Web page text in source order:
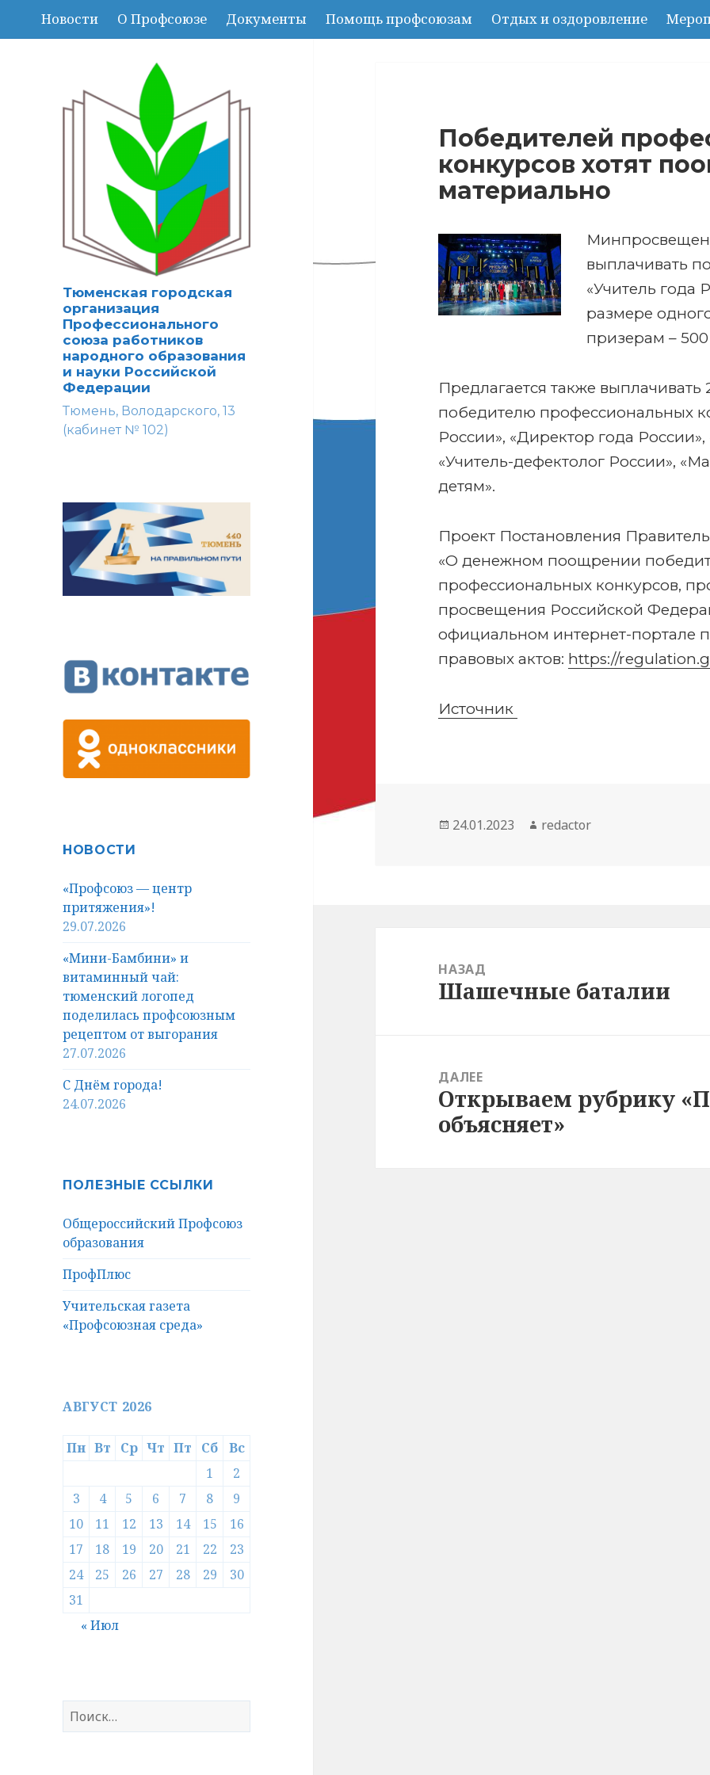
Новости О Профсоюзе Документы Помощь профсоюзам Отдых и оздоровление
Тюменская городская
организация
Профессионального
союза работников
народного образования
и науки Российской
Федерации
Тюмень, Володарского, 13
(кабинет № 102)
НОВОСТИ
«Профсоюз — центр
притяжения»!
29.07.2026
«Мини-Бамбини» и
витаминный чай:
тюменский логопед
поделилась профсоюзным
рецептом от выгорания
27.07.2026
С Днём города!
24.07.2026
ПОЛЕЗНЫЕ ССЫЛКИ
Общероссийский Профсоюз
образования
ПрофПлюс
Учительская газета
«Профсоюзная среда»
АВГУСТ 2026
Пн Вт Ср Чт Пт Сб
Вс
1
2
3
4 5 6 7 8
9
10
11 12 13 14 15
16
17
18 19 20 21 22
23
24
25 26 27 28 29
30
31
« Июл
Найти:
Победителей
конкурсов хотят
материально
выплачивать
«Учитель года
размере
призерам – 500
Предлагается также
победителю профессиональных
России», «Директор года
«Учитель-дефектолог России»,
детям».
Проект Постановления
«О денежном поощрении
профессиональных конкурсов,
просвещения Российской
официальном интернет-портале
правовых актов: https://
Источник
Опубликовано
24.01.2023 Автор
redactor
записям
НАЗАД
Предыдущая
Шашечные баталии
ДАЛЕЕ
Следующая
запись:
Открываем рубрику
объясняет»